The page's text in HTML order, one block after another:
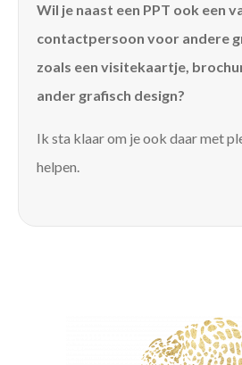
Wil je naast een PPT ook een
contactpersoon voor andere
zoals een visitekaartje,
ander grafisch design?
Ik sta klaar om je ook daar met
helpen.